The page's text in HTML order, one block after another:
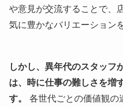
や意見が交流することで、
気に豊かなバリエーション
しかし、異年代のスタッフ
は、時に仕事の難しさを増
す。
各世代ごとの価値観の